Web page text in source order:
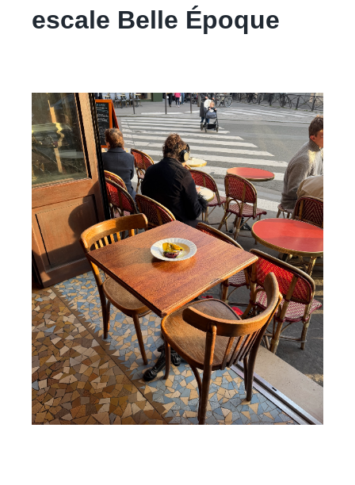
escale Belle Époque